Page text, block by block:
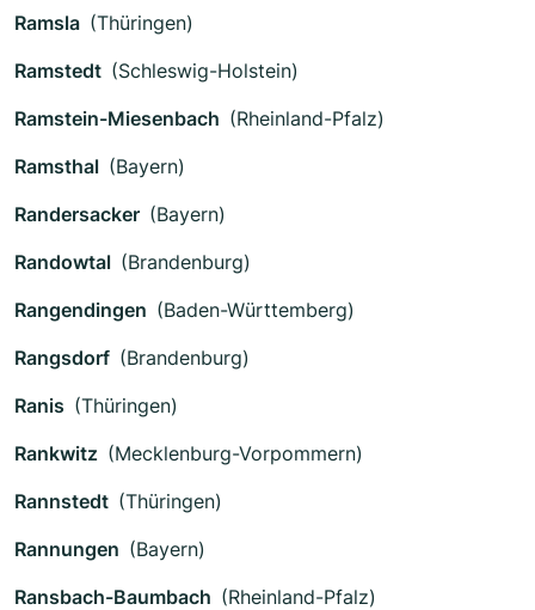
Ramsla (Thüringen)
Ramstedt (Schleswig-Holstein)
Ramstein-Miesenbach (Rheinland-Pfalz)
Ramsthal (Bayern)
Randersacker (Bayern)
Randowtal (Brandenburg)
Rangendingen (Baden-Württemberg)
Rangsdorf (Brandenburg)
Ranis (Thüringen)
Rankwitz (Mecklenburg-Vorpommern)
Rannstedt (Thüringen)
Rannungen (Bayern)
Ransbach-Baumbach (Rheinland-Pfalz)